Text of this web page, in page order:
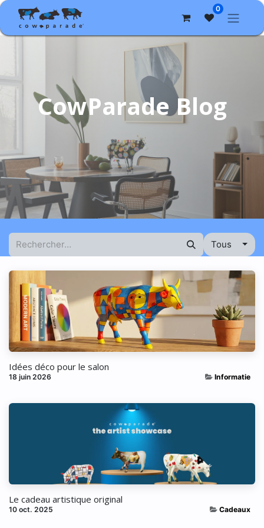
0
CowParade Blog
Tous
Idées déco pour le salon
18 juin 2026 Informatie
Le cadeau artistique original
10 oct. 2025 Cadeaux